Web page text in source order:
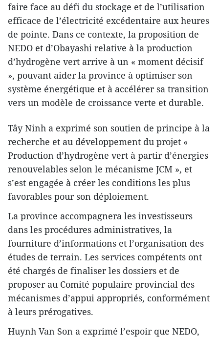
faire face au défi du stockage et de l’utilisation
efficace de l’électricité excédentaire aux heures
de pointe. Dans ce contexte, la proposition de
NEDO et d’Obayashi relative à la production
d’hydrogène vert arrive à un « moment décisif
», pouvant aider la province à optimiser son
système énergétique et à accélérer sa transition
vers un modèle de croissance verte et durable.
Tây Ninh a exprimé son soutien de principe à la
recherche et au développement du projet «
Production d’hydrogène vert à partir d’énergies
renouvelables selon le mécanisme JCM », et
s’est engagée à créer les conditions les plus
favorables pour son déploiement.
La province accompagnera les investisseurs
dans les procédures administratives, la
fourniture d’informations et l’organisation des
études de terrain. Les services compétents ont
été chargés de finaliser les dossiers et de
proposer au Comité populaire provincial des
mécanismes d’appui appropriés, conformément
à leurs prérogatives.
Huynh Van Son a exprimé l’espoir que NEDO,